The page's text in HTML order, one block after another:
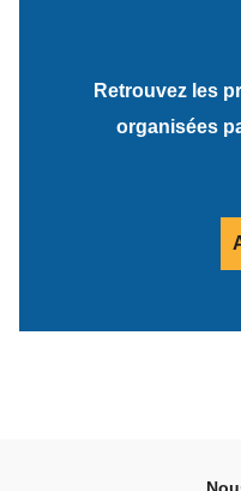
Retrouvez les
organisées